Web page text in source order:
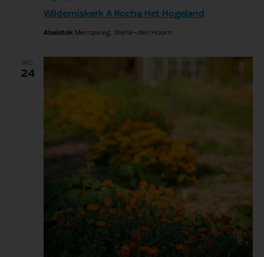
Wilderniskerk A Rocha Het Hogeland
Abelstok Mernaweg, Wehe-den Hoorn
WO
24